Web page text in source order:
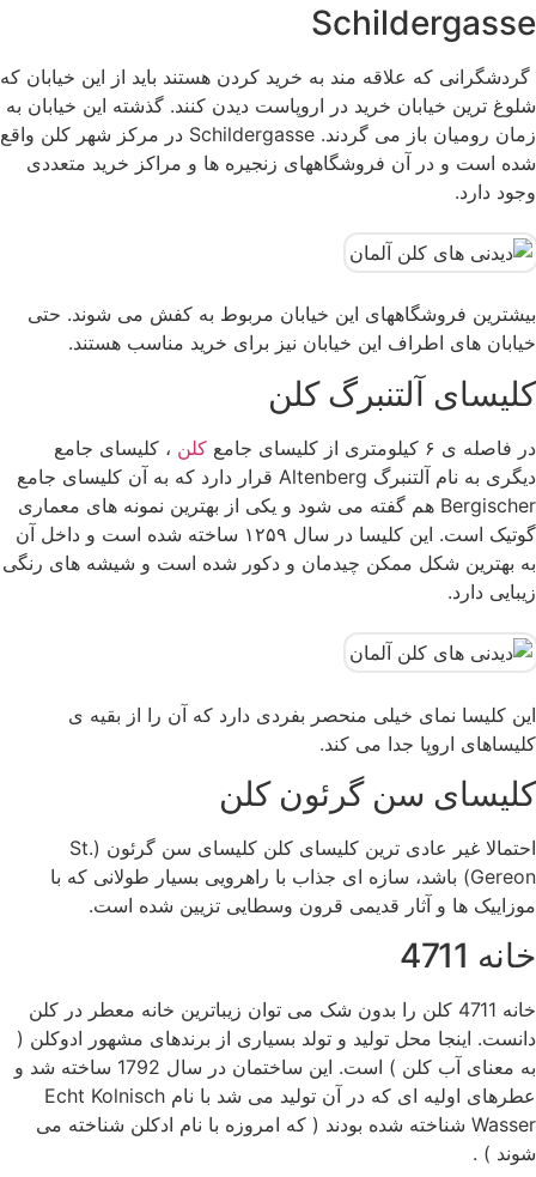
Schildergasse
‏‏ گردشگرانی که علاقه مند به خرید کردن هستند باید از این خیابان که
شلوغ ترین خیابان خرید در اروپاست دیدن کنند. گذشته این ‏خیابان به
زمان رومیان باز می گردند. ‏Schildergasse‏ در مرکز شهر کلن واقع
شده است و در آن فروشگاههای زنجیره ها و ‏مراکز خرید متعددی
وجود دارد.
بیشترین فروشگاههای این خیابان مربوط به کفش می شوند. حتی
خیابان های اطراف این خیابان ‏نیز برای خرید مناسب هستند. ‏ ‏ ‏ ‏
کلیسای آلتنبرگ کلن
در فاصله ی ۶ کیلومتری از کلیسای جامع کلن ، کلیسای جامع
دیگری به نام آلتنبرگ Altenberg قرار دارد که به آن کلیسای جامع
Bergischer هم گفته می شود و یکی از بهترین نمونه های معماری
گوتیک است. این کلیسا در سال ۱۲۵۹ ساخته شده است و داخل آن
به بهترین شکل ممکن چیدمان و دکور شده است و شیشه های رنگی
زیبایی دارد.
این کلیسا نمای خیلی منحصر بفردی دارد که آن را از بقیه ی
کلیساهای اروپا جدا می کند.
کلیسای سن گرئون کلن
احتمالا غیر عادی ترین کلیسای کلن کلیسای سن گرئون (St.
Gereon) باشد، سازه ای جذاب با راهرویی بسیار طولانی که با
موزاییک ها و آثار قدیمی قرون وسطایی تزیین شده است.
خانه 4711‏‎
خانه 4711 کلن را بدون شک می توان زیباترین خانه معطر در کلن
دانست. اینجا محل تولید و تولد بسیاری از برندهای مشهور ‏ادوکلن (
به معنای آب کلن ) است. این ساختمان در سال 1792 ساخته شد و
عطرهای اولیه ای که در آن تولید می شد با نام ‏Echt ‎Kolnisch
Wasser‏ شناخته شده بودند ( که امروزه با نام ادکلن شناخته می
شوند ) .